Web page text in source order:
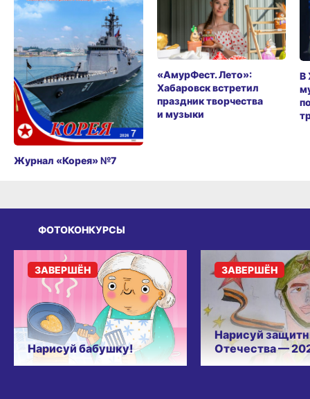
Журнал «Корея» №7
«АмурФест. Лето»:
Хабаровск встретил
праздник творчества
и музыки
В
ФОТОКОНКУРСЫ
Нарисуй бабушку!
ЗАВЕРШЁН
Нарисуй
Отечества —
ЗАВЕРШЁН